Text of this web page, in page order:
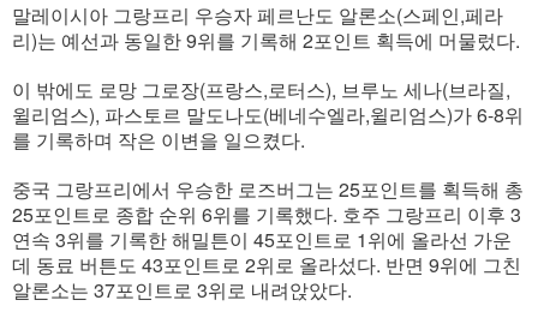
말레이시아 그랑프리 우승자 페르난도 알론소(스페인,페라
리)는 예선과 동일한 9위를 기록해 2포인트 획득에 머물렀다.
이 밖에도 로망 그로장(프랑스,로터스), 브루노 세나(브라질,
윌리엄스), 파스토르 말도나도(베네수엘라,윌리엄스)가 6-8위
를 기록하며 작은 이변을 일으켰다.
중국 그랑프리에서 우승한 로즈버그는 25포인트를 획득해 총
25포인트로 종합 순위 6위를 기록했다. 호주 그랑프리 이후 3
연속 3위를 기록한 해밀튼이 45포인트로 1위에 올라선 가운
데 동료 버튼도 43포인트로 2위로 올라섰다. 반면 9위에 그친
알론소는 37포인트로 3위로 내려앉았다.